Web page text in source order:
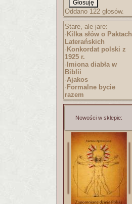
Oddano 122 głosów.
Stare, ale jare:
· Kilka słów o Paktach
Laterańskich
· Konkordat polski z
1925 r.
· Imiona diabła w
Biblii
·Ajakos
· Formalne bycie
razem
Nowości w sklepie: